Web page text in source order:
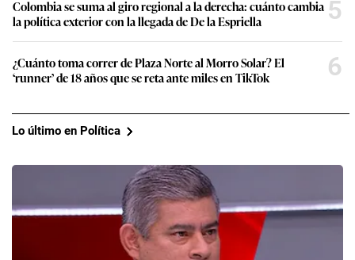
Colombia se suma al giro regional a la derecha: cuánto cambia
la política exterior con la llegada de De la Espriella
5
¿Cuánto toma correr de Plaza Norte al Morro Solar? El
‘runner’ de 18 años que se reta ante miles en TikTok
6
Lo último en Política